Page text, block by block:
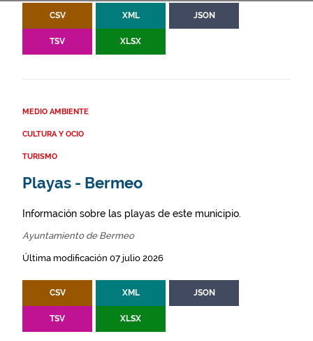
CSV XML JSON
TSV XLSX
MEDIO AMBIENTE
CULTURA Y OCIO
TURISMO
Playas - Bermeo
Información sobre las playas de este municipio.
Ayuntamiento de Bermeo
Última modificación 07 julio 2026
CSV XML JSON
TSV XLSX